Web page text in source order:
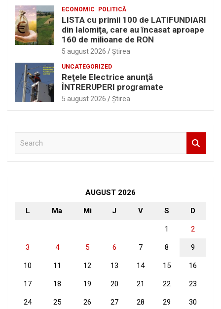
ECONOMIC POLITICĂ
LISTA cu primii 100 de LATIFUNDIARI
din Ialomiţa, care au încasat aproape
160 de milioane de RON
5 august 2026 Ştirea
UNCATEGORIZED
Reţele Electrice anunţă
ÎNTRERUPERI programate
5 august 2026 Ştirea
AUGUST 2026
L Ma Mi J V S D
1 2
3 4 5 6 7 8 9
10 11 12 13 14 15 16
17 18 19 20 21 22 23
24 25 26 27 28 29 30